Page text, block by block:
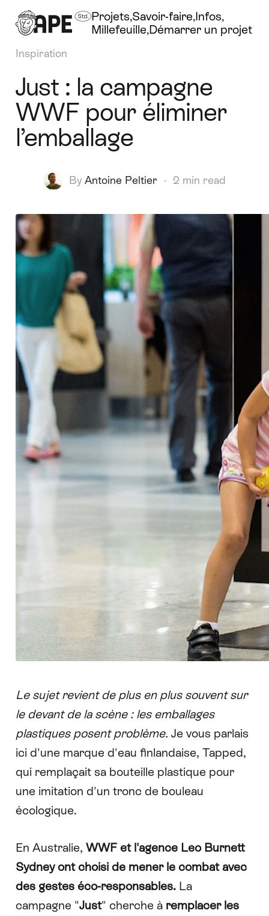
Projets Savoir-faire Infos
Millefeuille Démarrer un projet
Inspiration
Just : la campagne
WWF pour éliminer
l’emballage
By Antoine Peltier · 2 min read
Le sujet revient de plus en plus souvent sur
le devant de la scène : les emballages
plastiques posent problème. Je vous parlais
ici d'une marque d'eau finlandaise, Tapped,
qui remplaçait sa bouteille plastique pour
une imitation d'un tronc de bouleau
écologique.
En Australie, WWF et l'agence Leo Burnett
Sydney ont choisi de mener le combat avec
des gestes éco-responsables.La
campagne "Just" cherche à remplacer les